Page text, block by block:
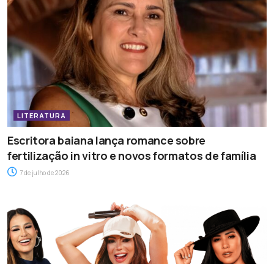
LITERATURA
Escritora baiana lança romance sobre
fertilização in vitro e novos formatos de família
7 de julho de 2026